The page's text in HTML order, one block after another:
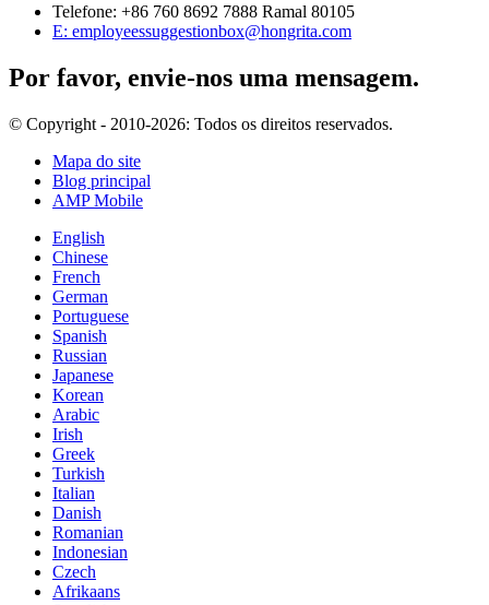
Telefone: +86 760 8692 7888 Ramal 80105
E: employeessuggestionbox@hongrita.com
Por favor, envie-nos uma mensagem.
© Copyright - 2010-2026: Todos os direitos reservados.
Mapa do site
Blog principal
AMP Mobile
English
Chinese
French
German
Portuguese
Spanish
Russian
Japanese
Korean
Arabic
Irish
Greek
Turkish
Italian
Danish
Romanian
Indonesian
Czech
Afrikaans